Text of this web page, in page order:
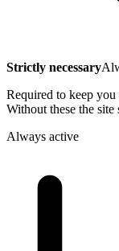
Strictly necessary
Required to keep
Without these the
Always active